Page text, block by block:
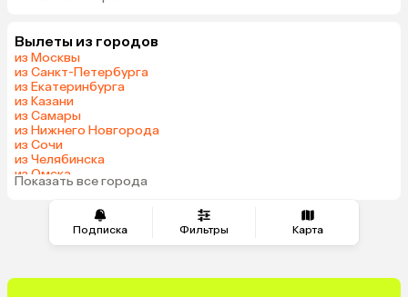
Подписка Фильтры Карта
Вылеты из городов
из Москвы
из Санкт-Петербурга
из Екатеринбурга
из Казани
из Самары
из Нижнего Новгорода
из Сочи
из Челябинска
из Омска
из Красноярска
Показать все города